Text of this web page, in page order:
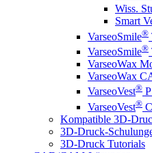
Wiss.
Smart
VarseoSmile®
VarseoSmile®
VarseoWax
VarseoWax
VarseoVest® P
VarseoVest®
Kompatible 3D-
3D-Druck-
3D-Druck Tutorials